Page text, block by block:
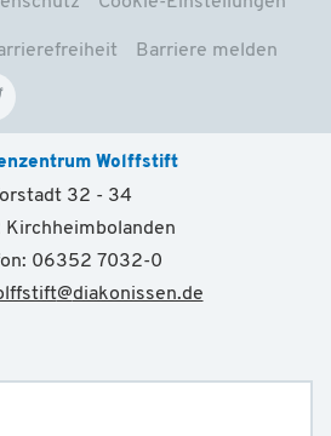
Barriere melden
Wolffstift
32 - 34
Kirchheimbolanden
06352 7032-0
@diakonissen.de